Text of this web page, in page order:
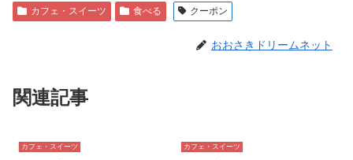
カフェ・スイーツ 食べる クーポン
おおさきドリームネット
関連記事
カフェ・スイーツ カフェ・スイーツ